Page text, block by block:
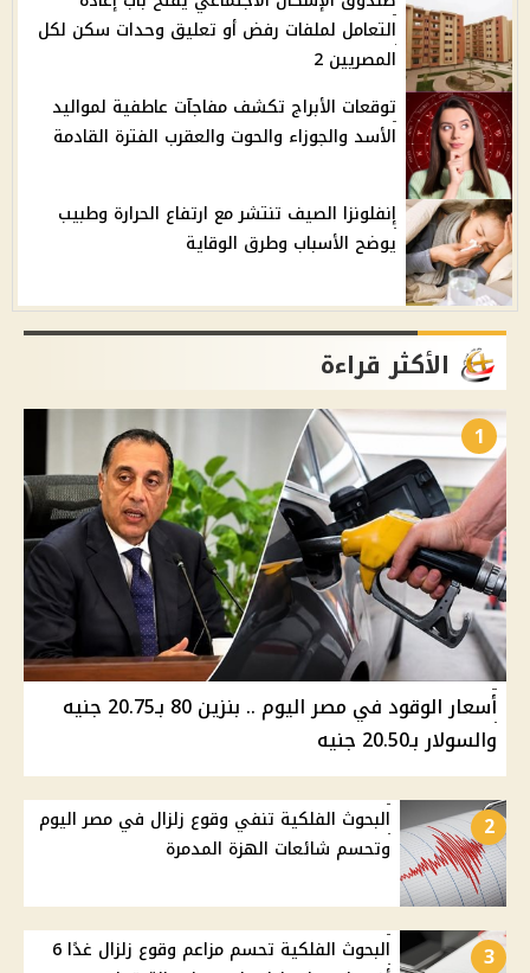
التعامل لملفات رفض أو تعليق وحدات سكن لكل
المصريين 2
توقعات الأبراج تكشف مفاجآت عاطفية لمواليد
الأسد والجوزاء والحوت والعقرب الفترة القادمة
إنفلونزا الصيف تنتشر مع ارتفاع الحرارة وطبيب
يوضح الأسباب وطرق الوقاية
الأكثر قراءة
1
أسعار الوقود في مصر اليوم .. بنزين 80 بـ20.75 جنيه
والسولار بـ20.50 جنيه
2
البحوث الفلكية تنفي وقوع زلزال في مصر اليوم
وتحسم شائعات الهزة المدمرة
3
البحوث الفلكية تحسم مزاعم وقوع زلزال غدًا 6